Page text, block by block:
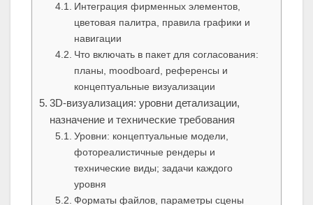
Интеграция фирменных элементов,
цветовая палитра, правила графики и
навигации
Что включать в пакет для согласования:
планы, moodboard, референсы и
концептуальные визуализации
3D‑визуализация: уровни детализации,
назначение и технические требования
Уровни: концептуальные модели,
фотореалистичные рендеры и
технические виды; задачи каждого
уровня
Форматы файлов, параметры сцены